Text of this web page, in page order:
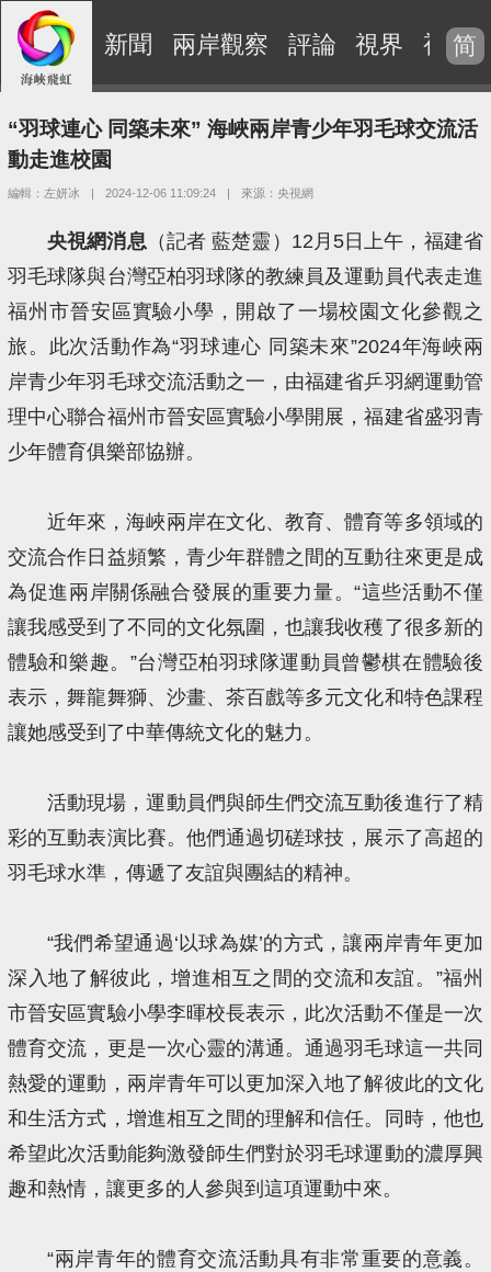
新聞 兩岸觀察 評論 視界 視頻
简
“羽球連心 同築未來” 海峽兩岸青少年羽毛球交流活
動走進校園
編輯：左妍冰 | 2024-12-06 11:09:24 | 來源：央視網
央視網消息 （記者 藍楚靈）12月5日上午，福建省
羽毛球隊與台灣亞柏羽球隊的教練員及運動員代表走進
福州市晉安區實驗小學，開啟了一場校園文化參觀之
旅。此次活動作為“羽球連心 同築未來”2024年海峽兩
岸青少年羽毛球交流活動之一，由福建省乒羽網運動管
理中心聯合福州市晉安區實驗小學開展，福建省盛羽青
少年體育俱樂部協辦。
近年來，海峽兩岸在文化、教育、體育等多領域的
交流合作日益頻繁，青少年群體之間的互動往來更是成
為促進兩岸關係融合發展的重要力量。“這些活動不僅
讓我感受到了不同的文化氛圍，也讓我收穫了很多新的
體驗和樂趣。”台灣亞柏羽球隊運動員曾鬱棋在體驗後
表示，舞龍舞獅、沙畫、茶百戲等多元文化和特色課程
讓她感受到了中華傳統文化的魅力。
活動現場，運動員們與師生們交流互動後進行了精
彩的互動表演比賽。他們通過切磋球技，展示了高超的
羽毛球水準，傳遞了友誼與團結的精神。
“我們希望通過‘以球為媒’的方式，讓兩岸青年更加
深入地了解彼此，增進相互之間的交流和友誼。”福州
市晉安區實驗小學李暉校長表示，此次活動不僅是一次
體育交流，更是一次心靈的溝通。通過羽毛球這一共同
熱愛的運動，兩岸青年可以更加深入地了解彼此的文化
和生活方式，增進相互之間的理解和信任。同時，他也
希望此次活動能夠激發師生們對於羽毛球運動的濃厚興
趣和熱情，讓更多的人參與到這項運動中來。
“兩岸青年的體育交流活動具有非常重要的意義。